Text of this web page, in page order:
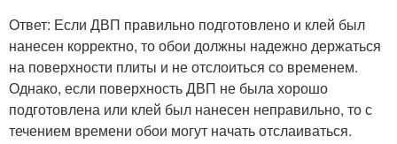
Ответ: Если ДВП правильно подготовлено и клей был
нанесен корректно, то обои должны надежно держаться
на поверхности плиты и не отслоиться со временем.
Однако, если поверхность ДВП не была хорошо
подготовлена или клей был нанесен неправильно, то с
течением времени обои могут начать отслаиваться.